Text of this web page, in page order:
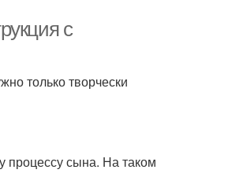
с
только творчески
процессу сына. На таком